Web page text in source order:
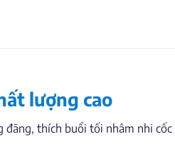
lượng cao
thích buổi tối nhâm nhi